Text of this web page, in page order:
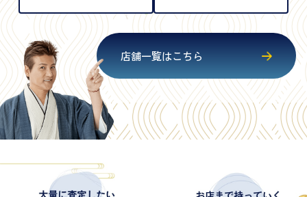
店舗一覧はこちら